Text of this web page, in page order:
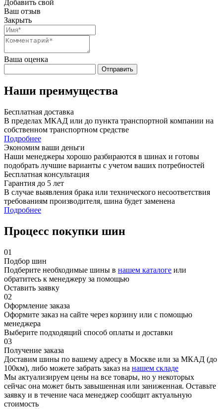
Добавить свой
Ваш отзыв
Закрыть
Ваша оценка
Отправить
Наши преимущества
Бесплатная доставка
В пределах МКАД или до пункта транспортной компании на
собственном транспортном средстве
Подробнее
Экономим ваши деньги
Наши менеджеры хорошо разбираются в шинах и готовы
подобрать лучшие варианты с учетом ваших потребностей
Бесплатная консультация
Гарантия до 5 лет
В случае выявления брака или технического несоответствия
требованиям производителя, шина будет заменена
Подробнее
Процесс покупки шин
01
Подбор шин
Подберите необходимые шины в нашем каталоге или
обратитесь к менеджеру за помощью
Оставить заявку
02
Оформление заказа
Оформите заказ на сайте через корзину или с помощью
менеджера
Выберите подходящий способ оплаты и доставки
03
Получение заказа
Доставим шины по вашему адресу в Москве или за МКАД (до
100км), либо можете забрать заказ на нашем складе
Мы актуализируем цены на все товары, но у некоторых
сейчас она может быть завышенная или заниженная. Оставьте
заявку и в течение часа менеджер сообщит актуальную
стоимость